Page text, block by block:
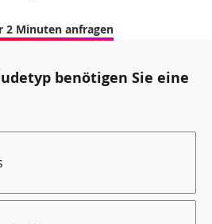
2 Minuten anfragen
benötigen Sie eine